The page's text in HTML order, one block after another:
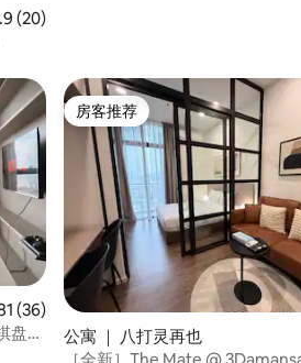
评分 4.9 分（满分 5 分），共 20 条评价
(20)
分 4.81 分（满分 5 分），共 36 条评价
(36)
盘游
房客推荐
房客推荐
公寓 ｜ 八打灵再也